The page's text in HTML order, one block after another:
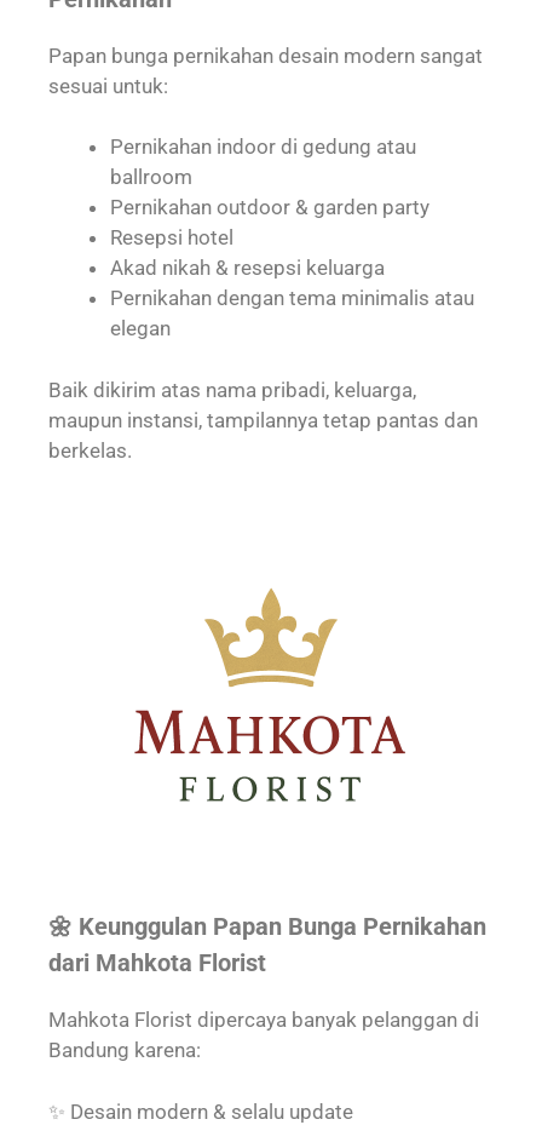
Papan bunga pernikahan desain modern sangat
sesuai untuk:
Pernikahan indoor di gedung atau
ballroom
Pernikahan outdoor & garden party
Resepsi hotel
Akad nikah & resepsi keluarga
Pernikahan dengan tema minimalis atau
elegan
Baik dikirim atas nama pribadi, keluarga,
maupun instansi, tampilannya tetap pantas dan
berkelas.
🌼 Keunggulan Papan Bunga Pernikahan
dari Mahkota Florist
Mahkota Florist dipercaya banyak pelanggan di
Bandung karena:
✨ Desain modern & selalu update